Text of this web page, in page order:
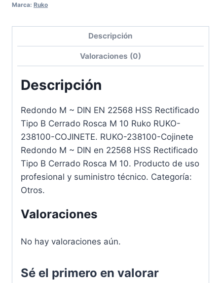
Marca: Ruko
Descripción
Valoraciones (0)
Descripción
Redondo M ~ DIN EN 22568 HSS Rectificado
Tipo B Cerrado Rosca M 10 Ruko RUKO-
238100-COJINETE. RUKO-238100-Cojinete
Redondo M ~ DIN en 22568 HSS Rectificado
Tipo B Cerrado Rosca M 10. Producto de uso
profesional y suministro técnico. Categoría:
Otros.
Valoraciones
No hay valoraciones aún.
Sé el primero en valorar